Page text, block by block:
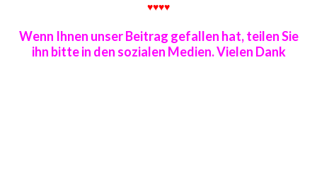
♥♥♥♥
Wenn Ihnen unser Beitrag gefallen hat, teilen Sie
ihn bitte in den sozialen Medien. Vielen Dank